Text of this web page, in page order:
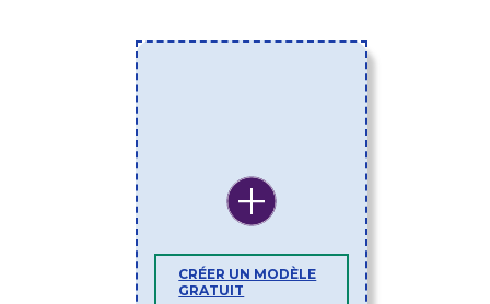
CRÉER UN MODÈLE
GRATUIT